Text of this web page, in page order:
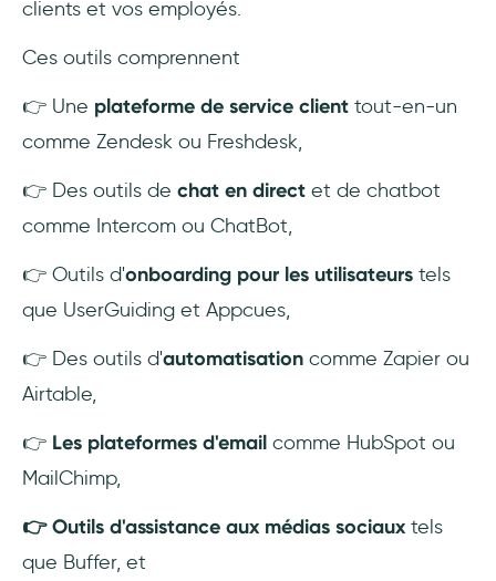
clients et vos employés.
Ces outils comprennent
👉 Une plateforme de service client tout-en-un
comme Zendesk ou Freshdesk,
👉 Des outils de chat en direct et de chatbot
comme Intercom ou ChatBot,
👉 Outils d'onboarding pour les utilisateurs tels
que UserGuiding et Appcues,
👉 Des outils d'automatisation comme Zapier ou
Airtable,
👉 Les plateformes d'email comme HubSpot ou
MailChimp,
👉 Outils d'assistance aux médias sociaux tels
que Buffer, et